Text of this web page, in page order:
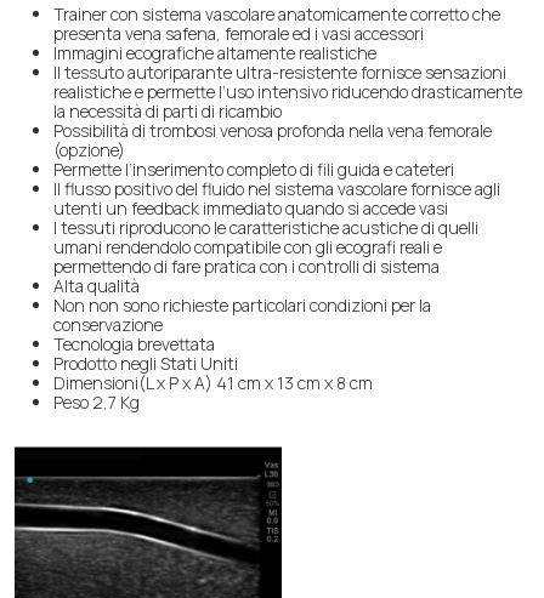
Trainer con sistema vascolare anatomicamente corretto che
presenta vena safena, femorale ed i vasi accessori
Immagini ecografiche altamente realistiche
Il tessuto autoriparante ultra-resistente fornisce sensazioni
realistiche e permette l’uso intensivo riducendo drasticamente
la necessità di parti di ricambio
Possibilità di trombosi venosa profonda nella vena femorale
(opzione)
Permette l’inserimento completo di fili guida e cateteri
Il flusso positivo del fluido nel sistema vascolare fornisce agli
utenti un feedback immediato quando si accede vasi
I tessuti riproducono le caratteristiche acustiche di quelli
umani rendendolo compatibile con gli ecografi reali e
permettendo di fare pratica con i controlli di sistema
Alta qualità
Non non sono richieste particolari condizioni per la
conservazione
Tecnologia brevettata
Prodotto negli Stati Uniti
Dimensioni(L x P x A) 41 cm x 13 cm x 8 cm
Peso 2,7 Kg